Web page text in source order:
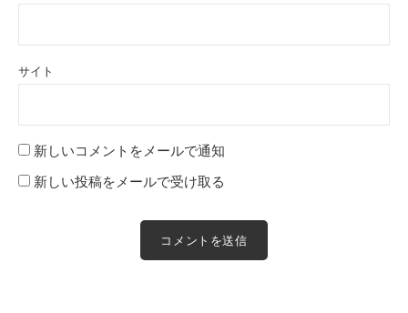
サイト
新しいコメントをメールで通知
新しい投稿をメールで受け取る